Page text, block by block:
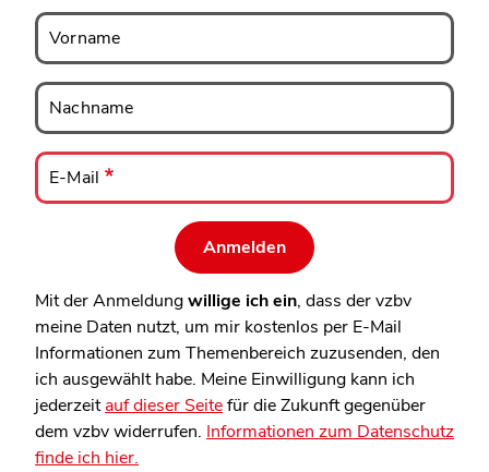
Vorname
Vorname
Nachname
Nachname
E-
Mail
E-Mail
Mit der Anmeldungwillige ich ein, dass der vzbv
meine Daten nutzt, um mir kostenlos per E-Mail
Informationen zum Themenbereich zuzusenden, den
ich ausgewählt habe. Meine Einwilligung kann ich
jederzeitauf dieser Seitefür die Zukunft gegenüber
dem vzbv widerrufen. Informationen zum Datenschutz
finde ich hier.